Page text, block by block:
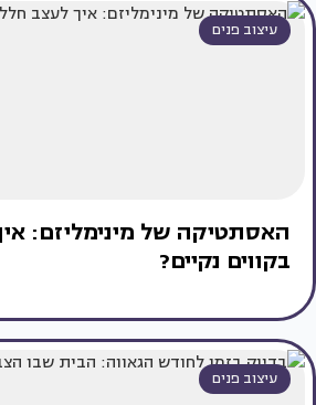
עיצוב פנים
האסתטיקה של מינימליזם:
בקווים נקיים?
עיצוב פנים